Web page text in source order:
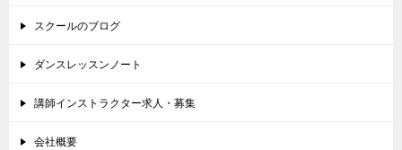
スクールのブログ
ダンスレッスンノート
講師インストラクター求人・募集
会社概要